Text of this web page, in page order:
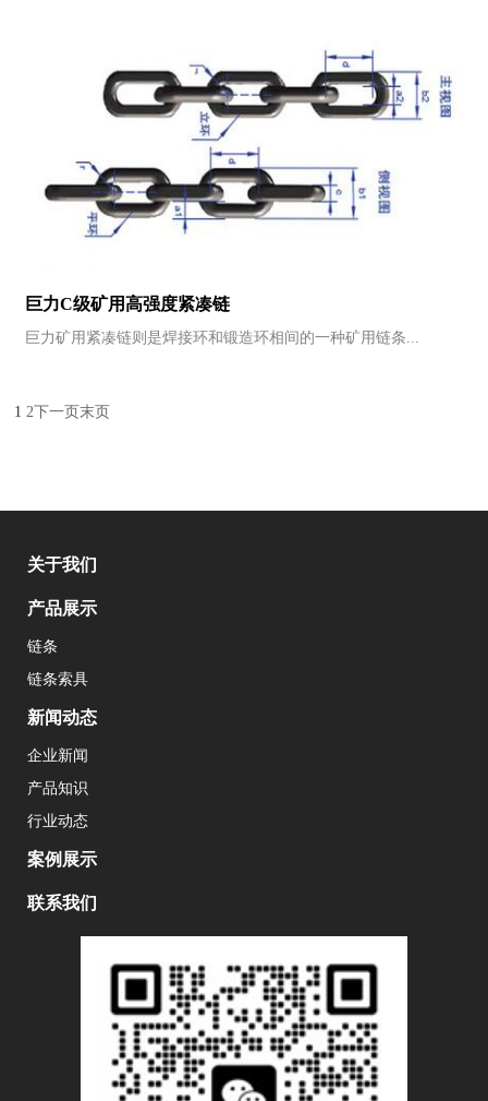
巨力C级矿用高强度紧凑链
巨力矿用紧凑链则是焊接环和锻造环相间的一种矿用链条...
1 2下一页末页
关于我们
产品展示
链条
链条索具
新闻动态
企业新闻
产品知识
行业动态
案例展示
联系我们